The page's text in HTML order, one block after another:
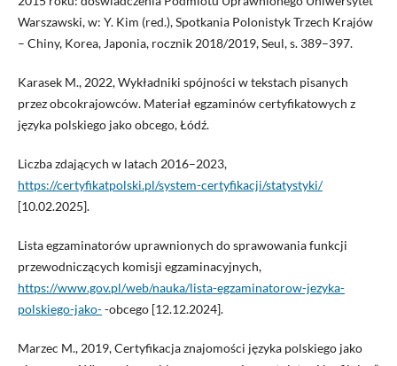
Warszawski, w: Y. Kim (red.), Spotkania Polonistyk Trzech Krajów
– Chiny, Korea, Japonia, rocznik 2018/2019, Seul, s. 389–397.
Karasek M., 2022, Wykładniki spójności w tekstach pisanych
przez obcokrajowców. Materiał egzaminów certyfikatowych z
języka polskiego jako obcego, Łódź.
Liczba zdających w latach 2016–2023,
https://certyfikatpolski.pl/system-certyfikacji/statystyki/
[10.02.2025].
Lista egzaminatorów uprawnionych do sprawowania funkcji
przewodniczących komisji egzaminacyjnych,
https://www.gov.pl/web/nauka/lista-egzaminatorow-jezyka-
polskiego-jako--obcego [12.12.2024].
Marzec M., 2019, Certyfikacja znajomości języka polskiego jako